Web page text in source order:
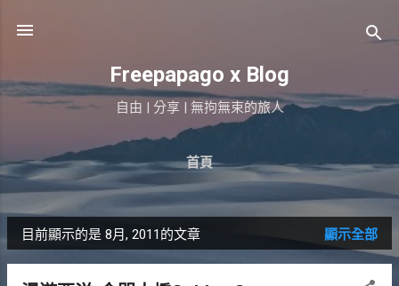
Freepapago x Blog
自由 | 分享 | 無拘無束的旅人
首頁
發
表
目前顯示的是 8月, 2011的文章 顯示全部